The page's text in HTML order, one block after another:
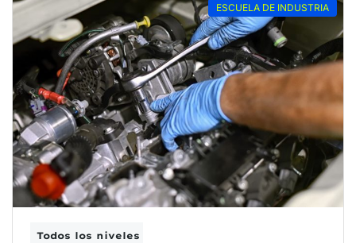
ESCUELA DE INDUSTRIA
Todos los niveles